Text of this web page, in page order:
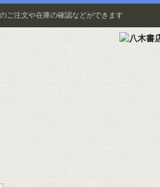
ご注文や在庫の確認などができます